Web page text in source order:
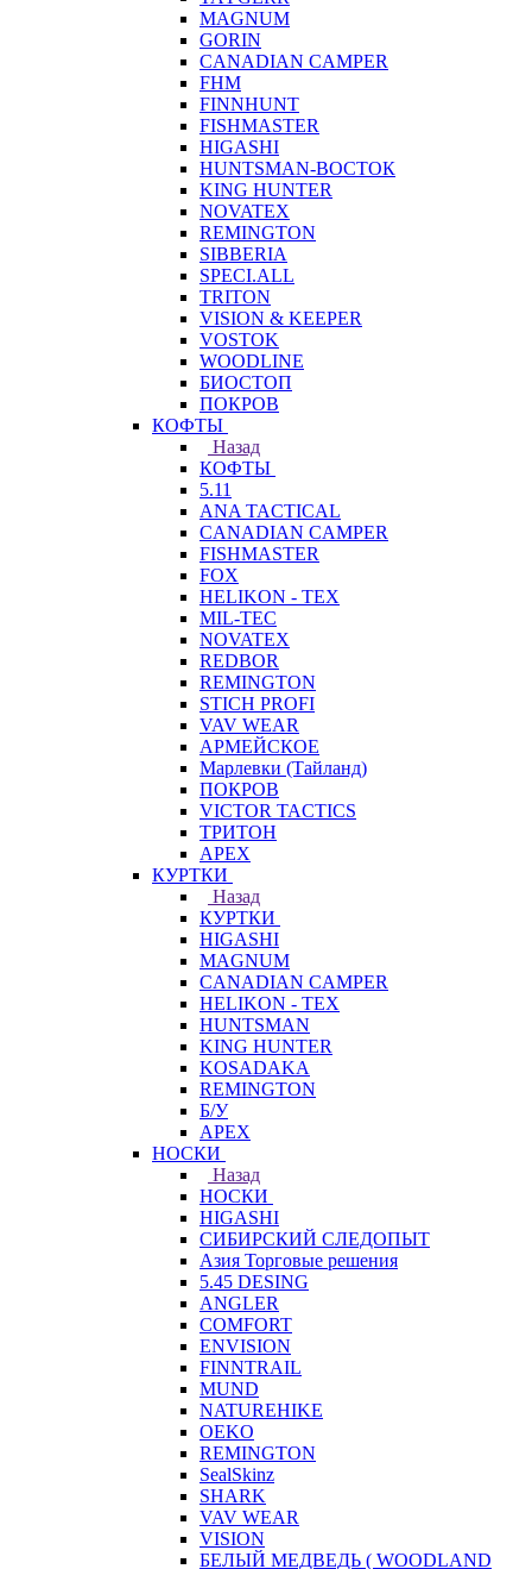
MAGNUM
GORIN
CANADIAN CAMPER
FHM
FINNHUNT
FISHMASTER
HIGASHI
HUNTSMAN-ВОСТОК
KING HUNTER
NOVATEX
REMINGTON
SIBBERIA
SPECI.ALL
TRITON
VISION & KEEPER
VOSTOK
WOODLINE
БИОСТОП
ПОКРОВ
КОФТЫ
Назад
КОФТЫ
5.11
ANA TACTICAL
CANADIAN CAMPER
FISHMASTER
FOX
HELIKON - TEX
MIL-TEC
NOVATEX
REDBOR
REMINGTON
STICH PROFI
VAV WEAR
АРМЕЙСКОЕ
Марлевки (Тайланд)
ПОКРОВ
VICTOR TACTICS
ТРИТОН
APEX
КУРТКИ
Назад
КУРТКИ
HIGASHI
MAGNUM
CANADIAN CAMPER
HELIKON - TEX
HUNTSMAN
KING HUNTER
KOSADAKA
REMINGTON
Б/У
APEX
НОСКИ
Назад
НОСКИ
HIGASHI
СИБИРСКИЙ СЛЕДОПЫТ
Азия Торговые решения
5.45 DESING
ANGLER
COMFORT
ENVISION
FINNTRAIL
MUND
NATUREHIKE
OEKO
REMINGTON
SealSkinz
SHARK
VAV WEAR
VISION
БЕЛЫЙ МЕДВЕДЬ ( WOODLAND